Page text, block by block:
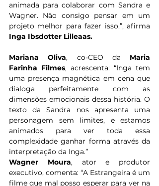
animada para colaborar com Sandra e
Wagner. Não consigo pensar em um
Inga Ibsdotter Lilleaas.
Mariana Oliva, co-CEO da Maria
Farinha Filmes, acrescenta: “Inga tem
uma presença magnética em cena que
dialoga perfeitamente com as
dimensões emocionais dessa história. O
texto da Sandra nos apresenta uma
personagem sem limites, e estamos
animados para ver toda essa
complexidade ganhar forma através da
interpretação da Inga.”
Wagner Moura, ator e produtor
executivo, comenta: “A Estrangeira é um
filme que mal posso esperar para ver na